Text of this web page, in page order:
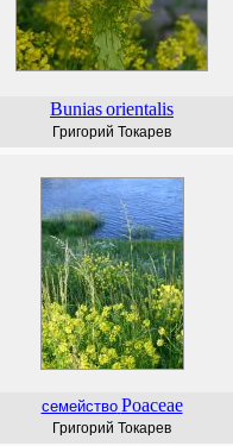
Buniasorientalis
Григорий Токарев
семейство Poaceae
Григорий Токарев